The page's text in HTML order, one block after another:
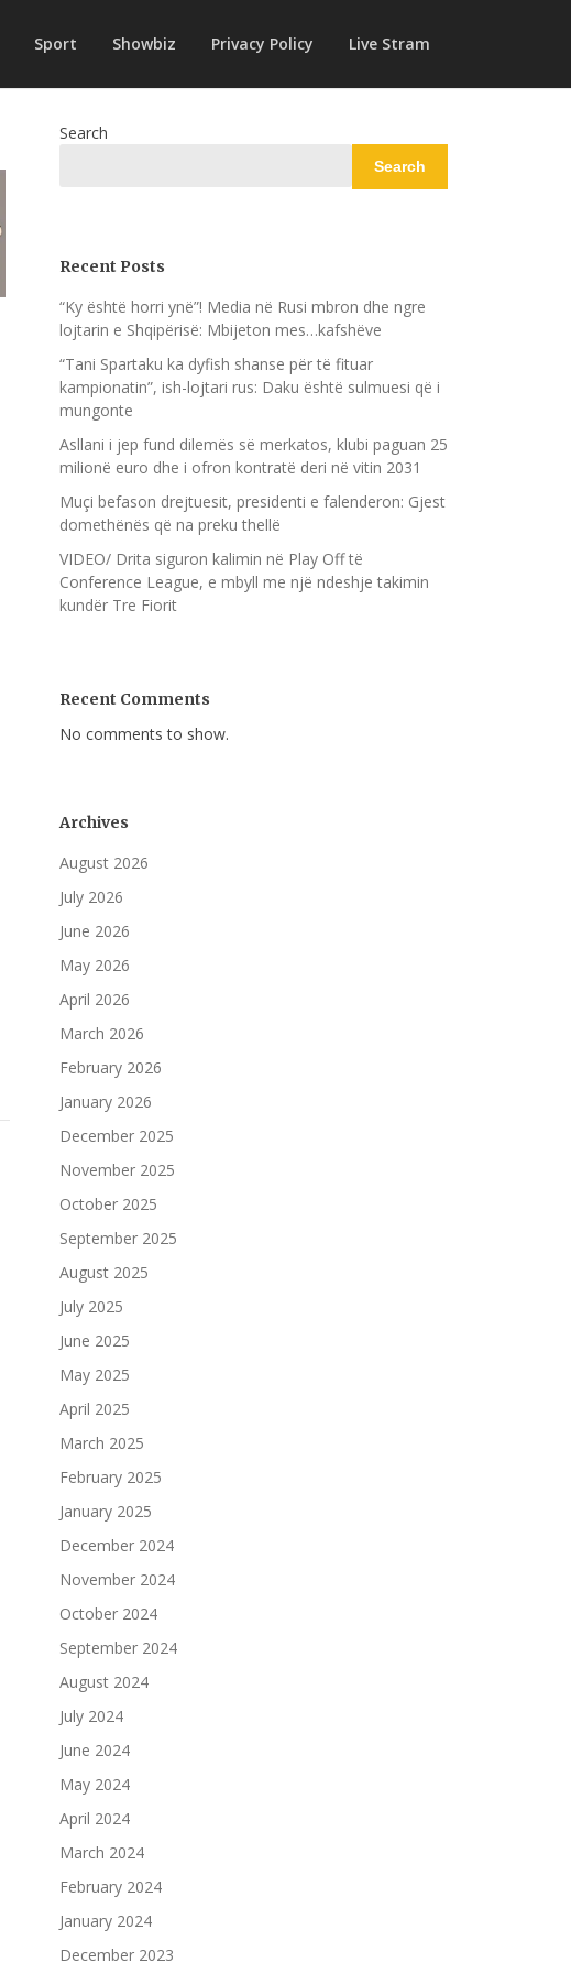
Sport Showbiz Privacy Policy Live Stram
Search
Search
Recent Posts
“Ky është horri ynë”! Media në Rusi mbron dhe ngre
lojtarin e Shqipërisë: Mbijeton mes…kafshëve
“Tani Spartaku ka dyfish shanse për të fituar
kampionatin”, ish-lojtari rus: Daku është sulmuesi që i
mungonte
Asllani i jep fund dilemës së merkatos, klubi paguan 25
milionë euro dhe i ofron kontratë deri në vitin 2031
Muçi befason drejtuesit, presidenti e falenderon: Gjest
domethënës që na preku thellë
VIDEO/ Drita siguron kalimin në Play Off të
Conference League, e mbyll me një ndeshje takimin
kundër Tre Fiorit
Recent Comments
No comments to show.
Archives
August 2026
July 2026
June 2026
May 2026
April 2026
March 2026
February 2026
January 2026
December 2025
November 2025
October 2025
September 2025
August 2025
July 2025
June 2025
May 2025
April 2025
March 2025
February 2025
January 2025
December 2024
November 2024
October 2024
September 2024
August 2024
July 2024
June 2024
May 2024
April 2024
March 2024
February 2024
January 2024
December 2023